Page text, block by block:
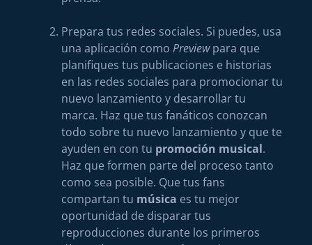
Prepara tus redes sociales. Si puedes, usa
una aplicación como Previewpara que
planifiques tus publicaciones e historias
en las redes sociales para promocionar tu
nuevo lanzamiento y desarrollar tu
marca. Haz que tus fanáticos conozcan
todo sobre tu nuevo lanzamiento y que te
ayuden en con tu promoción musical.
Haz que formen parte del proceso tanto
como sea posible. Que tus fans
compartan tu música es tu mejor
oportunidad de disparar tus
reproducciones durante los primeros